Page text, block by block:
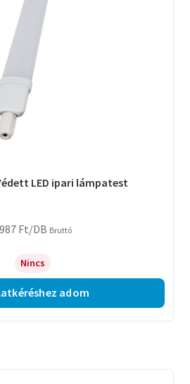
LED ipari lámpatest
Ft/DB Bruttó
Nincs
adom